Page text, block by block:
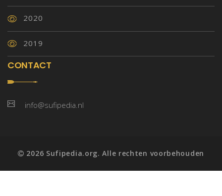
2020
2019
CONTACT
info@sufipedia.nl
2026 Sufipedia.org. Alle rechten voorbehouden